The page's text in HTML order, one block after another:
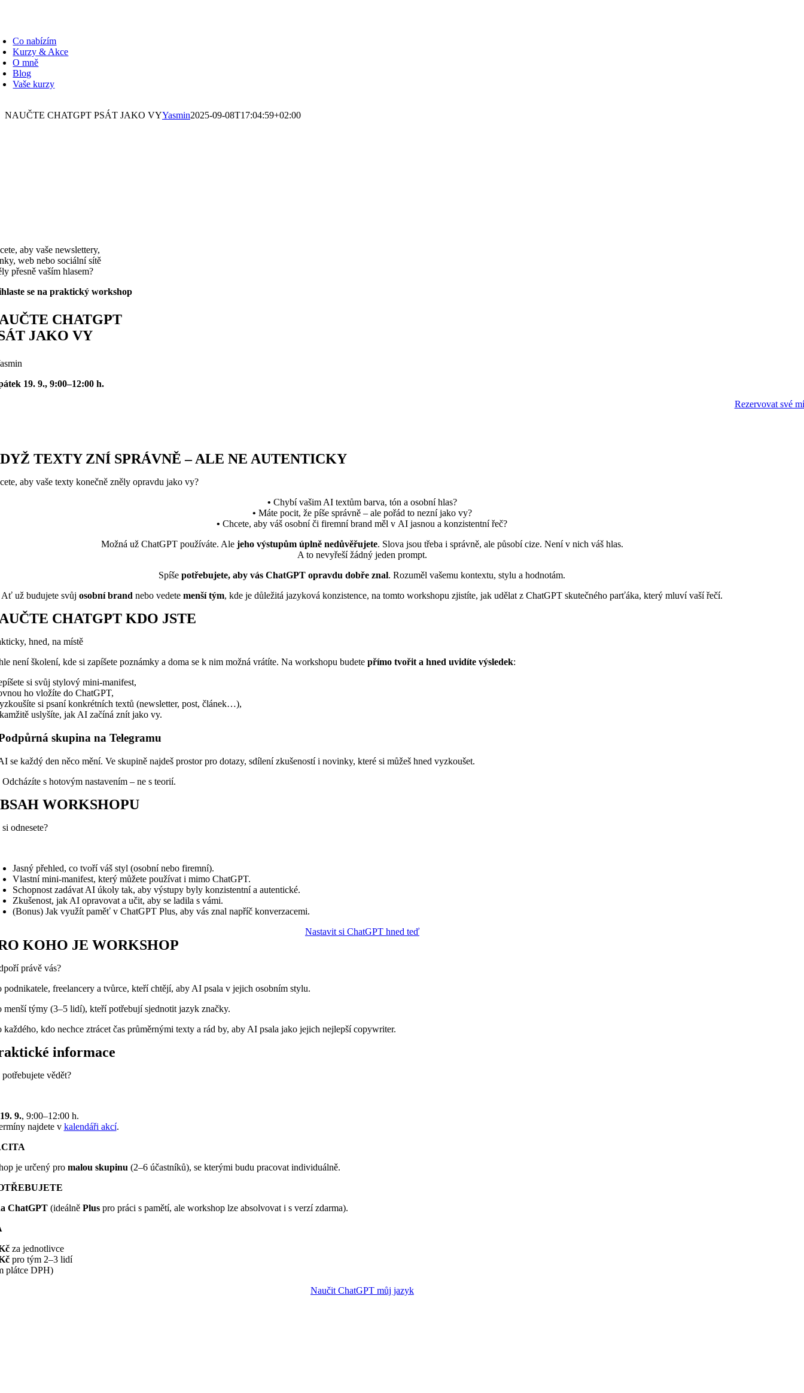
Co nabízím
Kurzy & Akce
O mně
Blog
Vaše kurzy
NAUČTE CHATGPT PSÁT JAKO VYYasmin2025-09-08T17:04:59+02:00
aby vaše newslettery,
web nebo sociální sítě
přesně vaším hlasem?
se na praktický workshop
CHATGPT
JAKO VY
19. 9., 9:00–12:00 h.
Rezervovat své
TEXTY ZNÍ SPRÁVNĚ – ALE NE AUTENTICKY
aby vaše texty konečně zněly opravdu jako vy?
• Chybí vašim AI textům barva, tón a osobní hlas?
• Máte pocit, že píše správně – ale pořád to nezní jako vy?
•Chcete, aby váš osobní či firemní brand měl v AI jasnou a konzistentní řeč?
Možná už ChatGPT používáte. Ale jeho výstupům úplně nedůvěřujete. Slova jsou třeba i správně, ale působí cize. Není v nich váš hlas.
A to nevyřeší žádný jeden prompt.
Spíšepotřebujete, aby vás ChatGPT opravdu dobře znal. Rozuměl vašemu kontextu, stylu a hodnotám.
Ať už budujete svůj osobní brand nebo vedetemenší tým, kde je důležitá jazyková konzistence, na tomto workshopu zjistíte, jak udělat z ChatGPT skutečného parťáka, který mluví vaší řečí.
CHATGPT KDO JSTE
hned, na místě
není školení, kde si zapíšete poznámky a doma se k nim možná vrátíte. Na workshopu budetepřímo tvořit a hned uvidíte výsledek:
si svůj stylový mini-manifest,
ho vložíte do ChatGPT,
si psaní konkrétních textů (newsletter, post, článek…),
uslyšíte, jak AI začíná znít jako vy.
skupina na Telegramu
se každý den něco mění. Ve skupině najdeš prostor pro dotazy, sdílení zkušeností i novinky, které si můžeš hned vyzkoušet.
Odcházíte s hotovým nastavením – ne s teorií.
WORKSHOPU
odnesete?
Jasný přehled, co tvoří váš styl (osobní nebo firemní).
Vlastní mini-manifest, který můžete používat i mimo ChatGPT.
Schopnost zadávat AI úkoly tak, aby výstupy byly konzistentní a autentické.
Zkušenost, jak AI opravovat a učit, aby se ladila s vámi.
(Bonus) Jak využít paměť v ChatGPT Plus, aby vás znal napříč konverzacemi.
Nastavit si ChatGPT hned teď
KOHO JE WORKSHOP
právě vás?
podnikatele, freelancery a tvůrce, kteří chtějí, aby AI psala v jejich osobním stylu.
menší týmy (3–5 lidí), kteří potřebují sjednotit jazyk značky.
každého, kdo nechce ztrácet čas průměrnými texty a rád by, aby AI psala jako jejich nejlepší copywriter.
informace
potřebujete vědět?
9., 9:00–12:00 h.
najdete v kalendáři akcí.
je určený pro malou skupinu (2–6 účastníků), se kterými budu pracovat individuálně.
ChatGPT(ideálně Pluspro práci s pamětí, ale workshop lze absolvovat i s verzí zdarma).
za jednotlivce
pro tým 2–3 lidí
plátce DPH)
Naučit ChatGPT můj jazyk